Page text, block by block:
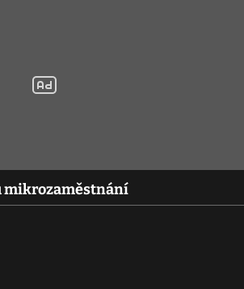
mikrozaměstnání